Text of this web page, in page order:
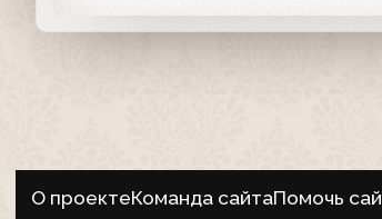
О проектеКоманда сайтаПомочь